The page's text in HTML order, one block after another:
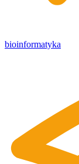
bioinformatyka